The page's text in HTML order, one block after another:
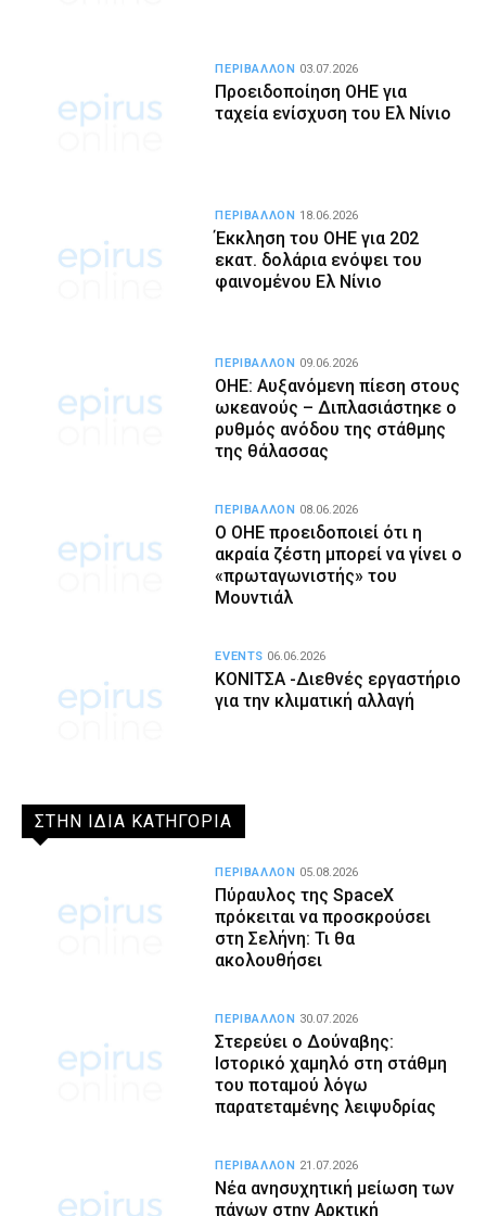
Προειδοποίηση ΟΗΕ για
ταχεία ενίσχυση του Ελ Νίνιο
ΠΕΡΙΒΑΛΛΟΝ 03.07.2026
Έκκληση του ΟΗΕ για 202
εκατ. δολάρια ενόψει του
φαινομένου Ελ Νίνιο
ΠΕΡΙΒΑΛΛΟΝ 18.06.2026
ΟΗΕ: Αυξανόμενη πίεση στους
ωκεανούς – Διπλασιάστηκε ο
ρυθμός ανόδου της στάθμης
της θάλασσας
ΠΕΡΙΒΑΛΛΟΝ 09.06.2026
Ο ΟΗΕ προειδοποιεί ότι η
ακραία ζέστη μπορεί να γίνει ο
«πρωταγωνιστής» του
Μουντιάλ
ΠΕΡΙΒΑΛΛΟΝ 08.06.2026
ΚΟΝΙΤΣΑ -Διεθνές εργαστήριο
για την κλιματική αλλαγή
EVENTS 06.06.2026
ΣΤΗΝ ΙΔΙΑ ΚΑΤΗΓΟΡΙΑ
Πύραυλος της SpaceX
πρόκειται να προσκρούσει
στη Σελήνη: Τι θα
ακολουθήσει
ΠΕΡΙΒΑΛΛΟΝ 05.08.2026
Στερεύει ο Δούναβης:
Ιστορικό χαμηλό στη στάθμη
του ποταμού λόγω
παρατεταμένης λειψυδρίας
ΠΕΡΙΒΑΛΛΟΝ 30.07.2026
Νέα ανησυχητική μείωση των
πάγων στην Αρκτική
ΠΕΡΙΒΑΛΛΟΝ 21.07.2026